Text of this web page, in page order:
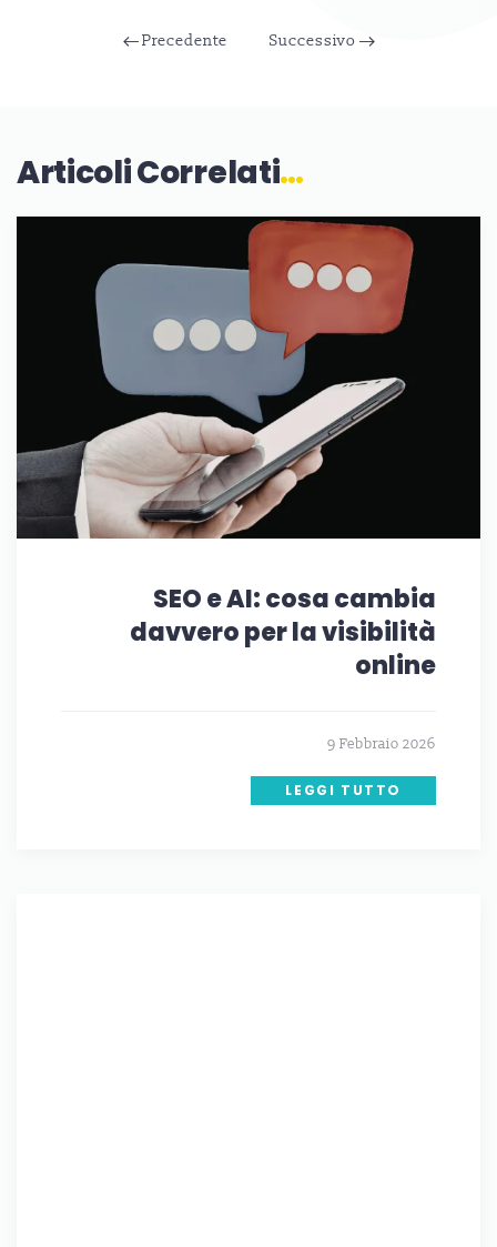
Precedente Successivo
Articoli Correlati…
SEO e AI: cosa cambia
davvero per la visibilità
online
9 Febbraio 2026
LEGGI TUTTO